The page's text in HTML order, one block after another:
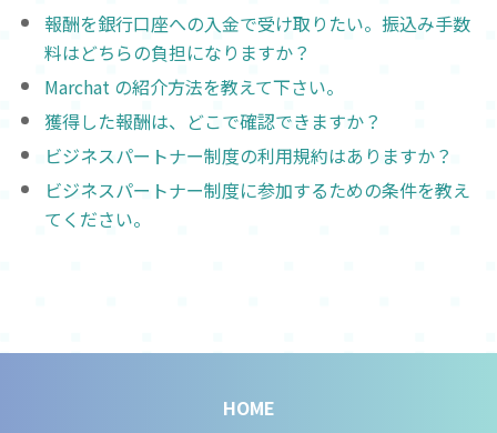
報酬を銀行口座への入金で受け取りたい。振込み手数
料はどちらの負担になりますか？
Marchat の紹介方法を教えて下さい。
獲得した報酬は、どこで確認できますか？
ビジネスパートナー制度の利用規約はありますか？
ビジネスパートナー制度に参加するための条件を教え
てください。
HOME